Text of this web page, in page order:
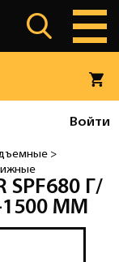
Войти
>
Г/
1500 ММ